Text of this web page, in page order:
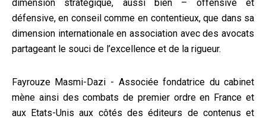
dimension stratégique, aussi bien – offensive et
défensive, en conseil comme en contentieux, que dans sa
dimension internationale en association avec des avocats
partageant le souci de l’excellence et de la rigueur.
Fayrouze Masmi-Dazi - Associée fondatrice du cabinet
mène ainsi des combats de premier ordre en France et
aux Etats-Unis aux côtés des éditeurs de contenus et